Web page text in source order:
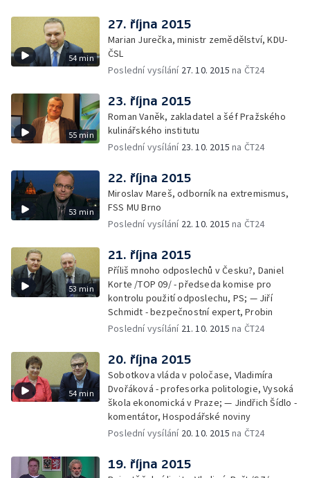
54 min
27. října 2015
Marian Jurečka, ministr zemědělství, KDU-
ČSL
Poslední vysílání 27. 10. 2015 na ČT24
55 min
23. října 2015
Roman Vaněk, zakladatel a šéf Pražského
kulinářského institutu
Poslední vysílání 23. 10. 2015 na ČT24
53 min
22. října 2015
Miroslav Mareš, odborník na extremismus,
FSS MU Brno
Poslední vysílání 22. 10. 2015 na ČT24
53 min
21. října 2015
Příliš mnoho odposlechů v Česku?, Daniel
Korte /TOP 09/ - předseda komise pro
kontrolu použití odposlechu, PS; — Jiří
Schmidt - bezpečnostní expert, Probin
Poslední vysílání 21. 10. 2015 na ČT24
54 min
20. října 2015
Sobotkova vláda v poločase, Vladimíra
Dvořáková - profesorka politologie, Vysoká
škola ekonomická v Praze; — Jindřich Šídlo -
komentátor, Hospodářské noviny
Poslední vysílání 20. 10. 2015 na ČT24
19. října 2015